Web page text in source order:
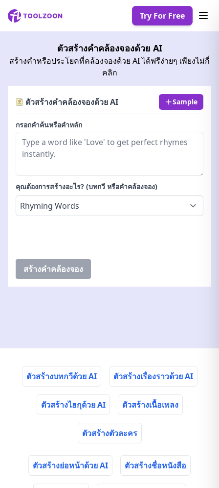
Try For Free
ตัวสร้างคำคล้องจองด้วย AI
สร้างคำหรือประโยคที่คล้องจองด้วย AI ได้ฟรีง่ายๆ เพียงไม่กี่
คลิก
ตัวสร้างคำคล้องจองด้วย AI Sample
กรอกคำค้นหรือคำหลัก
คุณต้องการสร้างอะไร? (บทกวี หรือคำคล้องจอง)
สร้างคำคล้องจอง
ตัวสร้างบทกวีด้วย AI ตัวสร้างเรื่องราวด้วย AI
ตัวสร้างไฮกุด้วย AI ตัวสร้างเนื้อเพลง
ตัวสร้างตัวละคร
ตัวสร้างย่อหน้าด้วย AI ตัวสร้างชื่อหนังสือ